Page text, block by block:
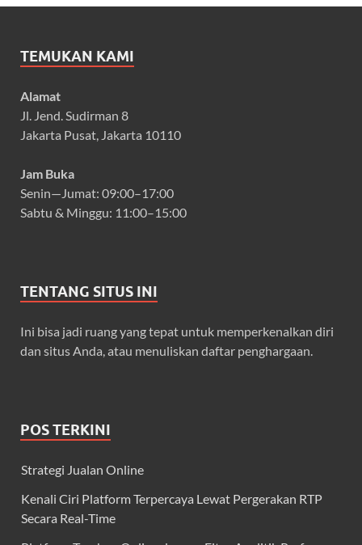
TEMUKAN KAMI
Alamat
Jl. Jend. Sudirman 8
Jakarta Pusat, Jakarta 10110
Jam Buka
Senin—Jumat: 09:00–17:00
Sabtu & Minggu: 11:00–15:00
TENTANG SITUS INI
Ini bisa jadi ruang yang tepat untuk memperkenalkan diri
dan situs Anda, atau menuliskan daftar penghargaan.
POS TERKINI
Strategi Jualan Online
Kenali Ciri Platform Terpercaya Lewat Pergerakan RTP
Secara Real-Time